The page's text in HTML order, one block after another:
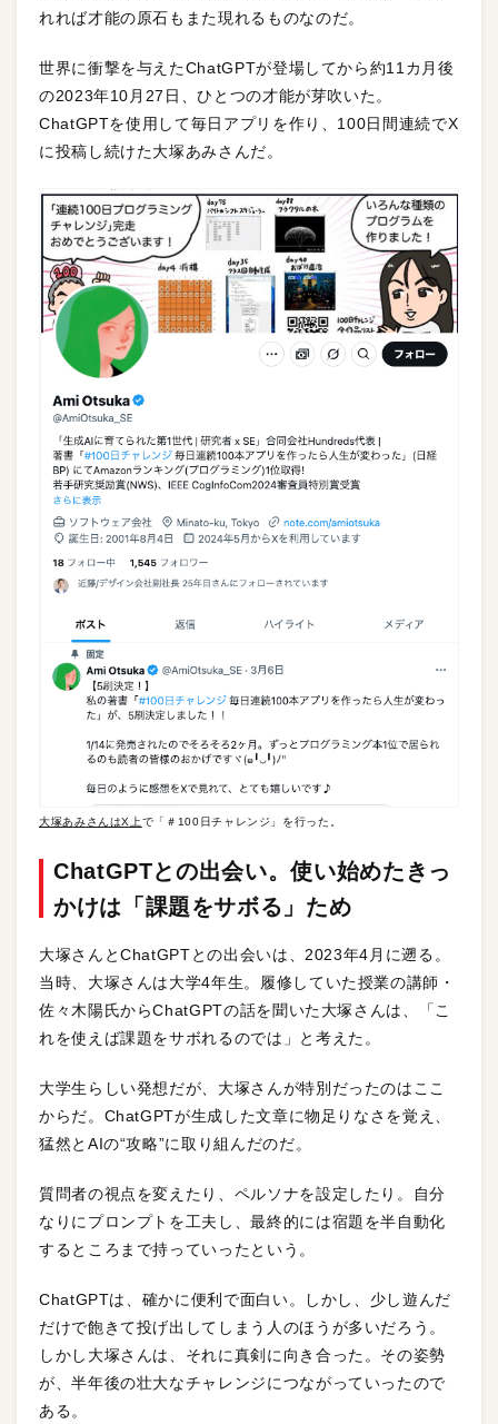
れれば才能の原石もまた現れるものなのだ。
世界に衝撃を与えたChatGPTが登場してから約11カ月後
の2023年10月27日、ひとつの才能が芽吹いた。
ChatGPTを使用して毎日アプリを作り、100日間連続でX
に投稿し続けた大塚あみさんだ。
大塚あみさんはX上で「＃100日チャレンジ」を行った。
ChatGPTとの出会い。使い始めたきっ
かけは「課題をサボる」ため
大塚さんとChatGPTとの出会いは、2023年4月に遡る。
当時、大塚さんは大学4年生。履修していた授業の講師・
佐々木陽氏からChatGPTの話を聞いた大塚さんは、「こ
れを使えば課題をサボれるのでは」と考えた。
大学生らしい発想だが、大塚さんが特別だったのはここ
からだ。ChatGPTが生成した文章に物足りなさを覚え、
猛然とAIの“攻略”に取り組んだのだ。
質問者の視点を変えたり、ペルソナを設定したり。自分
なりにプロンプトを工夫し、最終的には宿題を半自動化
するところまで持っていったという。
ChatGPTは、確かに便利で面白い。しかし、少し遊んだ
だけで飽きて投げ出してしまう人のほうが多いだろう。
しかし大塚さんは、それに真剣に向き合った。その姿勢
が、半年後の壮大なチャレンジにつながっていったので
ある。